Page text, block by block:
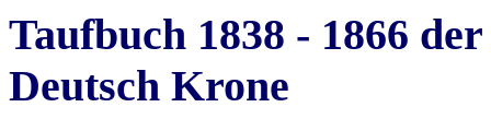
Taufbuch 1838 - 1866
Deutsch Krone